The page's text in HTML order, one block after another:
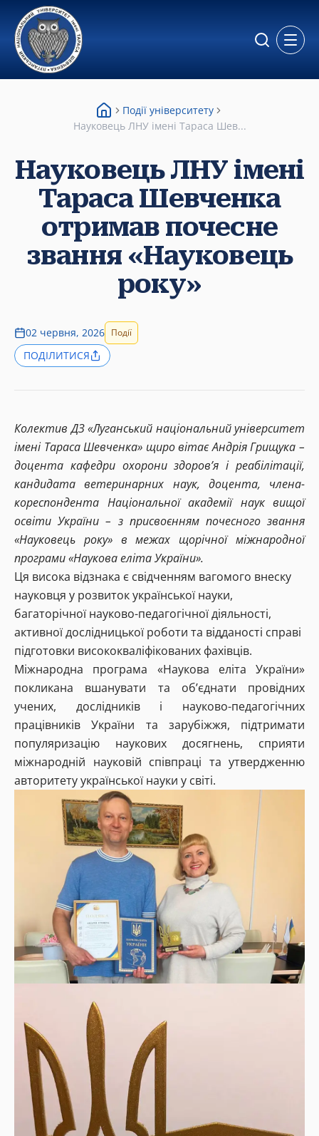
Події університету
Науковець ЛНУ імені Тараса Шев...
Науковець ЛНУ імені
Тараса Шевченка
отримав почесне
звання «Науковець
року»
02 червня, 2026 Події
ПОДІЛИТИСЯ
Колектив ДЗ «Луганський національний університет
імені Тараса Шевченка» щиро вітає Андрія Грищука –
доцента кафедри охорони здоров’я і реабілітації,
кандидата ветеринарних наук, доцента, члена-
кореспондента Національної академії наук вищої
освіти України – з присвоєнням почесного звання
«Науковець року» в межах щорічної міжнародної
програми «Наукова еліта України».
Ця висока відзнака є свідченням вагомого внеску
науковця у розвиток української науки,
багаторічної науково-педагогічної діяльності,
активної дослідницької роботи та відданості справі
підготовки висококваліфікованих фахівців.
Міжнародна програма «Наукова еліта України»
покликана вшанувати та об’єднати провідних
учених, дослідників і науково-педагогічних
працівників України та зарубіжжя, підтримати
популяризацію наукових досягнень, сприяти
міжнародній науковій співпраці та утвердженню
авторитету української науки у світі.